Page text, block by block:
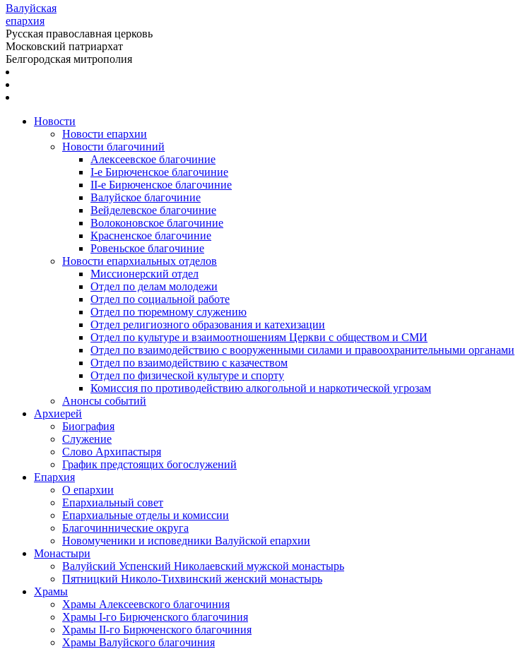
Валуйская
епархия
Русская православная церковь
Московский патриархат
Белгородская митрополия
Новости
Новости епархии
Новости благочиний
Алексеевское благочиние
I-е Бирюченское благочиние
II-е Бирюченское благочиние
Валуйское благочиние
Вейделевское благочиние
Волоконовское благочиние
Красненское благочиние
Ровеньское благочиние
Новости епархиальных отделов
Миссионерский отдел
Отдел по делам молодежи
Отдел по социальной работе
Отдел по тюремному служению
Отдел религиозного образования и катехизации
Отдел по культуре и взаимоотношениям Церкви с обществом и СМИ
Отдел по взаимодействию с вооруженными силами и правоохранительными органами
Отдел по взаимодействию с казачеством
Отдел по физической культуре и спорту
Комиссия по противодействию алкогольной и наркотической угрозам
Анонсы событий
Архиерей
Биография
Служение
Слово Архипастыря
График предстоящих богослужений
Епархия
О епархии
Епархиальный совет
Епархиальные отделы и комиссии
Благочиннические округа
Новомученики и исповедники Валуйской епархии
Монастыри
Валуйский Успенский Николаевский мужской монастырь
Пятницкий Николо-Тихвинский женский монастырь
Храмы
Храмы Алексеевского благочиния
Храмы I-го Бирюченского благочиния
Храмы II-го Бирюченского благочиния
Храмы Валуйского благочиния